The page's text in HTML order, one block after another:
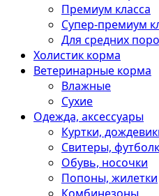
Премиум класса
Супер-премиум
Для средних
Холистик корма
Ветеринарные корма
Влажные
Сухие
Одежда, аксессуары
Куртки,
Свитеры,
Обувь, носочки
Попоны, жилетки